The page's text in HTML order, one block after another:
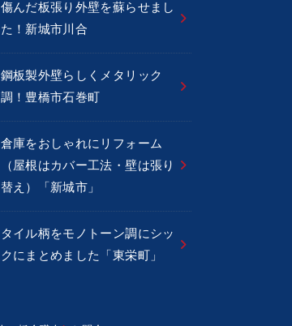
傷んだ板張り外壁を蘇らせまし
た！新城市川合
鋼板製外壁らしくメタリック
調！豊橋市石巻町
倉庫をおしゃれにリフォーム
（屋根はカバー工法・壁は張り
替え）「新城市」
タイル柄をモノトーン調にシッ
クにまとめました「東栄町」